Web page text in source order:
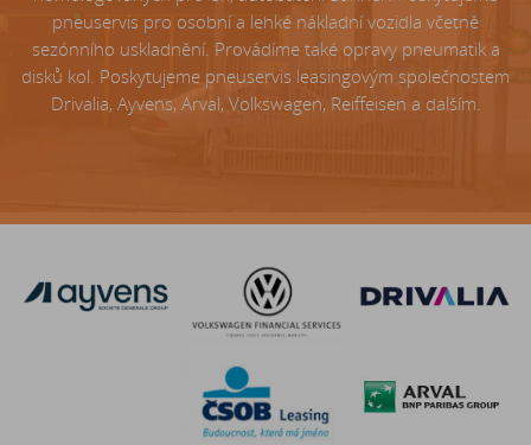
pneuservis pro osobní a lehké nákladní vozidla včetně
sezónního uskladnění. Provádíme také opravy pneumatik a
disků kol. Poskytujeme pneuservis leasingovým společnostem
Drivalia, Ayvens, Arval, Volkswagen, Reiffeisen a dalším.